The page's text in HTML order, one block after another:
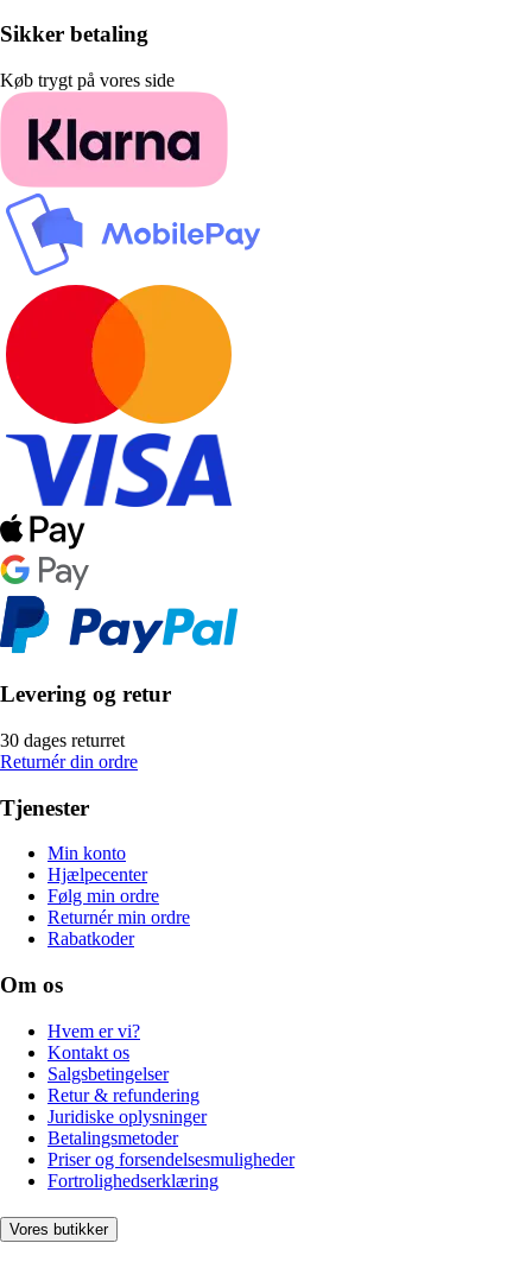
Sikker betaling
Køb trygt på vores side
Levering og retur
30 dages returret
Returnér din ordre
Tjenester
Min konto
Hjælpecenter
Følg min ordre
Returnér min ordre
Rabatkoder
Om os
Hvem er vi?
Kontakt os
Salgsbetingelser
Retur & refundering
Juridiske oplysninger
Betalingsmetoder
Priser og forsendelsesmuligheder
Fortrolighedserklæring
Vores butikker